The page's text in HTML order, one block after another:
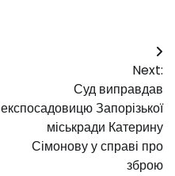
Next:
Суд виправдав
експосадовицю Запорізької
міськради Катерину
Сімонову у справі про
зброю